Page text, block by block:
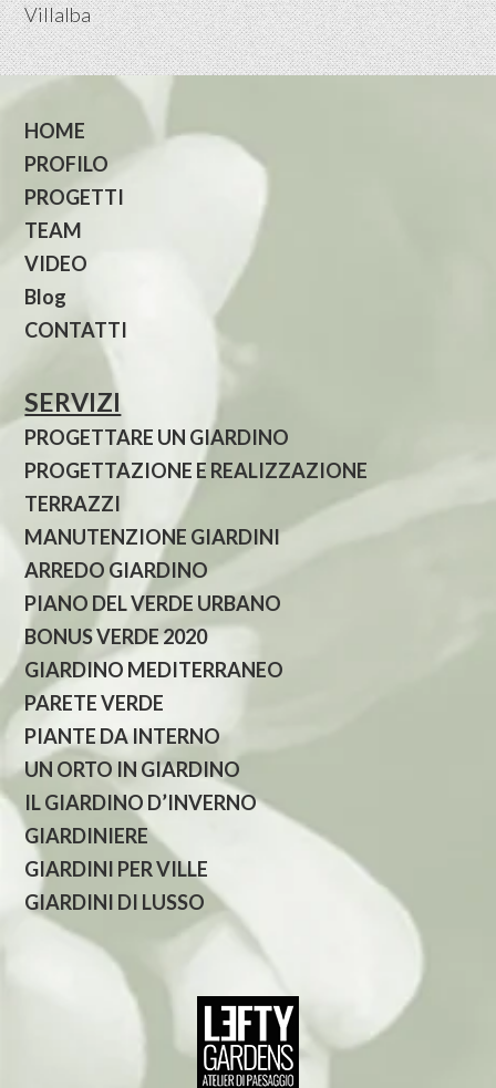
Villalba
HOME
PROFILO
PROGETTI
TEAM
VIDEO
Blog
CONTATTI
SERVIZI
PROGETTARE UN GIARDINO
PROGETTAZIONE E REALIZZAZIONE
TERRAZZI
MANUTENZIONE GIARDINI
ARREDO GIARDINO
PIANO DEL VERDE URBANO
BONUS VERDE 2020
GIARDINO MEDITERRANEO
PARETE VERDE
PIANTE DA INTERNO
UN ORTO IN GIARDINO
IL GIARDINO D’INVERNO
GIARDINIERE
GIARDINI PER VILLE
GIARDINI DI LUSSO